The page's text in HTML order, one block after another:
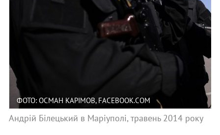
ФОТО: ОСМАН КАРІМОВ, FACEBOOK.COM
Андрій Білецький в Маріуполі, травень 2014 року